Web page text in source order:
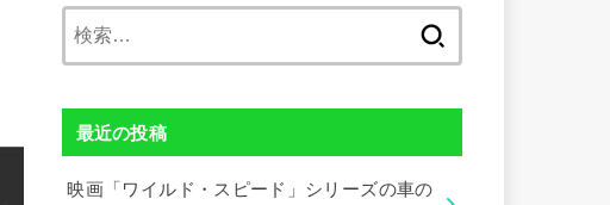
最近の投稿
映画「ワイルド・スピード」シリーズの車の